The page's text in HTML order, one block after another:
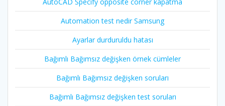
Automation test nedir Samsung
Ayarlar durduruldu hatası
Bağımlı Bağımsız değişken örnek cümleler
Bağımlı Bağımsız değişken soruları
Bağımlı Bağımsız değişken test soruları